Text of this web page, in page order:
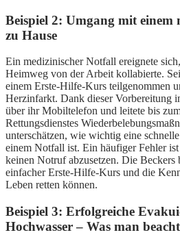
Beispiel 2: Umgang mit einem
zu Hause
Ein medizinischer Notfall ereignete
Heimweg von der Arbeit kollabierte.
einem Erste-Hilfe-Kurs teilgenommen
Herzinfarkt. Dank dieser Vorbereitung
über ihr Mobiltelefon und leitete bis
Rettungsdienstes
unterschätzen, wie wichtig eine
einem Notfall ist. Ein häufiger Fehler
keinen Notruf abzusetzen. Die Beckers
einfacher Erste-Hilfe-Kurs und die
Leben retten können.
Beispiel 3: Erfolgreiche
Hochwasser – Was man